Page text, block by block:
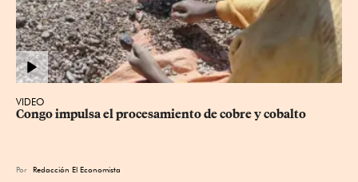
VIDEO
Congo impulsa el procesamiento de cobre y cobalto
Por Redacción El Economista